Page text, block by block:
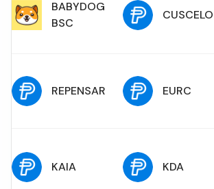
BABYDOG
BSC
CUSCELO
REPENSAR EURC
KAIA KDA